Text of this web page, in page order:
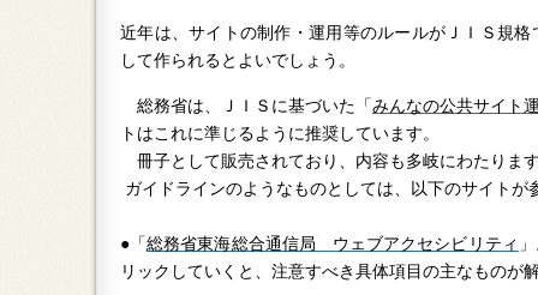
近年は、サイトの制作・運用等のルールがＪＩＳ規
して作られるとよいでしょう。
総務省は、ＪＩＳに基づいた「みんなの公共サイト
トはこれに準じるように推奨しています。
冊子として販売されており、内容も多岐にわたりま
ガイドラインのようなものとしては、以下のサイトが
●「総務省東海総合通信局 ウェブアクセシビリティ
リックしていくと、注意すべき具体項目の主なものが